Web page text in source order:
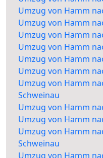
Umzug von Hamm
Umzug von Hamm
Umzug von Hamm
Umzug von Hamm
Umzug von Hamm
Umzug von Hamm
Umzug von Hamm
Schweinau
Umzug von Hamm
Umzug von Hamm
Umzug von Hamm
Schweinau
Umzug von Hamm